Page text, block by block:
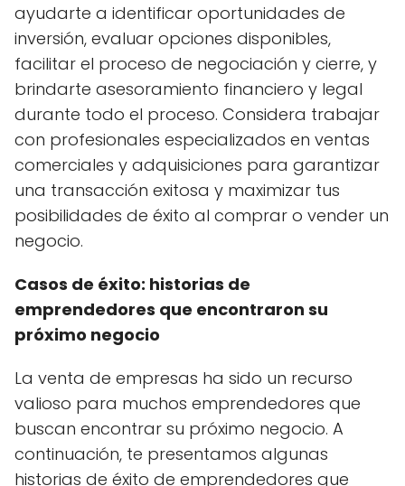
ayudarte a identificar oportunidades de
inversión, evaluar opciones disponibles,
facilitar el proceso de negociación y cierre, y
brindarte asesoramiento financiero y legal
durante todo el proceso. Considera trabajar
con profesionales especializados en ventas
comerciales y adquisiciones para garantizar
una transacción exitosa y maximizar tus
posibilidades de éxito al comprar o vender un
negocio.
Casos de éxito: historias de
emprendedores que encontraron su
próximo negocio
La venta de empresas ha sido un recurso
valioso para muchos emprendedores que
buscan encontrar su próximo negocio. A
continuación, te presentamos algunas
historias de éxito de emprendedores que